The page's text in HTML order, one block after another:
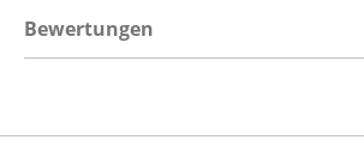
Bewertungen